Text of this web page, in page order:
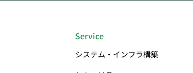
Service
システム・インフラ構築